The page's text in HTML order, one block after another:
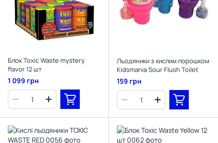
Блок Toxic Waste mystery
flavor 12 шт
1 099 грн
Льодяники з кислим порошком
Kidsmania Sour Flush Toilet
159 грн